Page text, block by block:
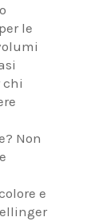
le
chi
Non
e